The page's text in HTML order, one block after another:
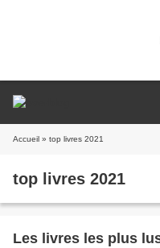
Accueil » top livres 2021
top livres 2021
Les livres les plus